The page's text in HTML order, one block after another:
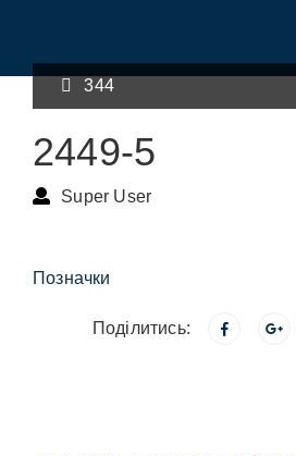
344
2449-5
Super User
Позначки
Поділитись: